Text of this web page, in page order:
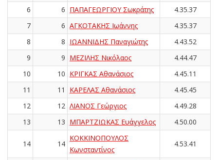
6
6 ΠΑΠΑΓΕΩΡΓΙΟΥ Σωκράτης
4.35.37
7
6 ΑΓΚΟΤΑΚΗΣ Ιωάννης
4.35.37
8
8 ΙΩΑΝΝΙΔΗΣ Παναγιώτης
4.43.52
9
9 ΜΕΖΙΛΗΣ Νικόλαος
4.44.47
10
10 ΚΡΙΓΚΑΣ Αθανάσιος
4.45.11
11
11 ΚΑΡΕΛΑΣ Αθανάσιος
4.45.45
12
12 ΛΙΑΝΟΣ Γεώργιος
4.49.28
13
13 ΜΠΑΡΤΖΙΩΚΑΣ Ευάγγελος 4.50.00
14 14
ΚΟΚΚΙΝΟΠΟΥΛΟΣ
Κωνσταντίνος
4.53.41